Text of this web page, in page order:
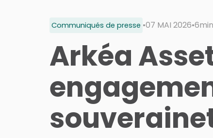
Arkéa
Communiqués de presse •07 MAI 2026•6min